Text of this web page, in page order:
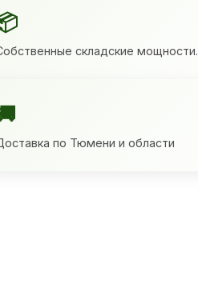
складские мощности.
по Тюмени и области